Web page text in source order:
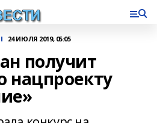
24 ИЮЛЯ 2019, 05:05
получит
нацпроекту